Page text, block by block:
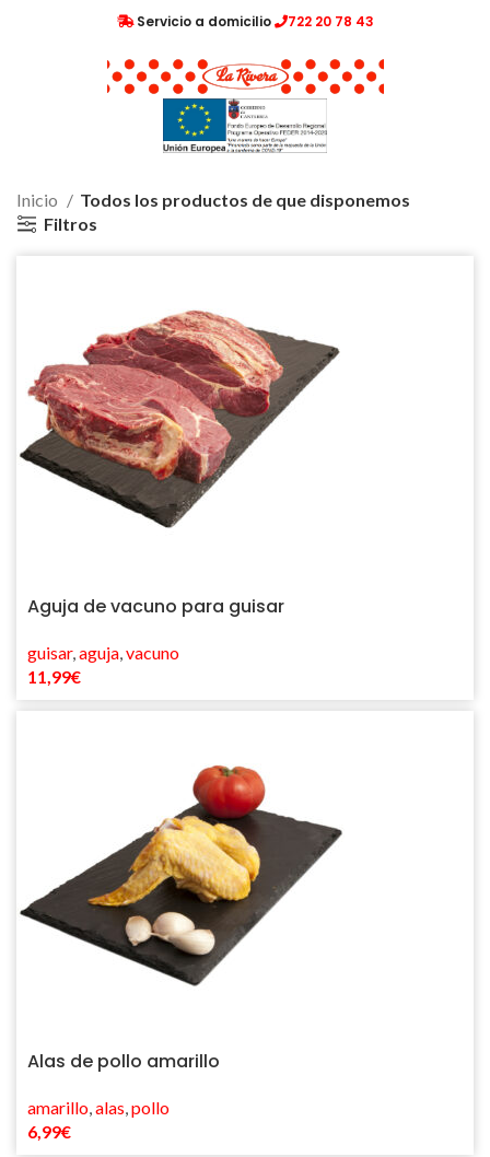
Servicio a domicilio 722 20 78 43
Inicio
Todos los productos de que disponemos
Filtros
Aguja de vacuno para guisar
guisar,aguja,vacuno
11,99€
Alas de pollo amarillo
amarillo,alas,pollo
6,99€